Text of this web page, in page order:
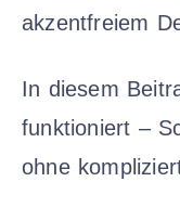
akzentfreiem
In diesem
funktioniert –
ohne